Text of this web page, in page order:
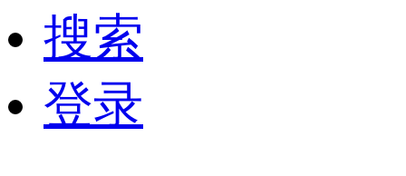
搜索
登录